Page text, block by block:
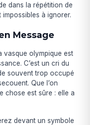
dans la répétition de
impossibles à ignorer.
Message
vasque olympique est
C’est un cri du
souvent trop occupé
Que l’on
chose est sûre : elle a
devant un symbole